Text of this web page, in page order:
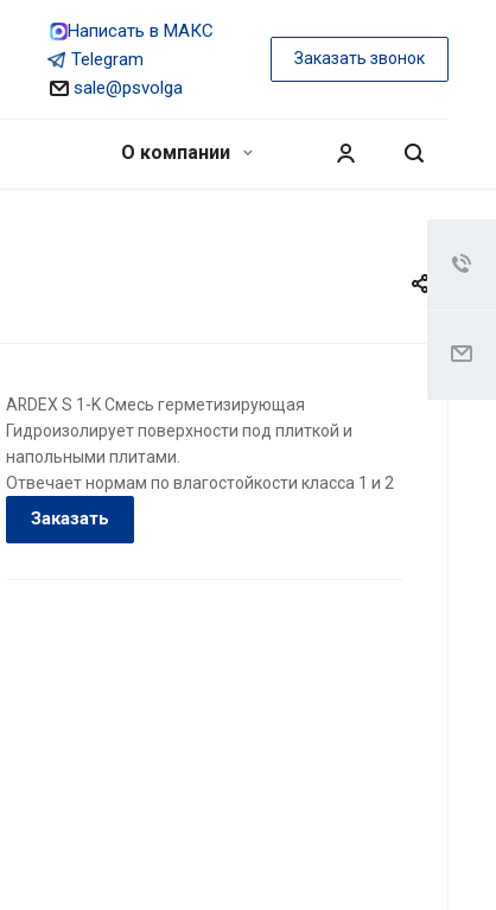
Написать в МАКС
Telegram
sale@psvolga
Заказать звонок
О компании
ARDEX S 1-K Смесь герметизирующая
Гидроизолирует поверхности под плиткой и
напольными плитами.
Отвечает нормам по влагостойкости класса 1 и 2
Заказать